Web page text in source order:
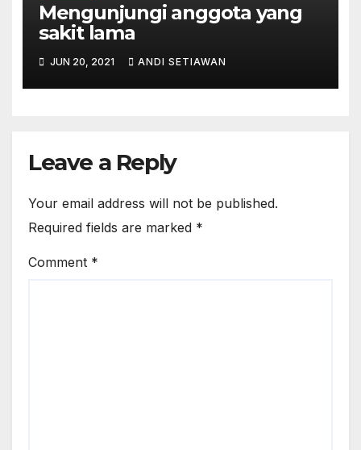
Mengunjungi anggota yang
sakit lama
JUN 20, 2021 ANDI SETIAWAN
Leave a Reply
Your email address will not be published.
Required fields are marked *
Comment *